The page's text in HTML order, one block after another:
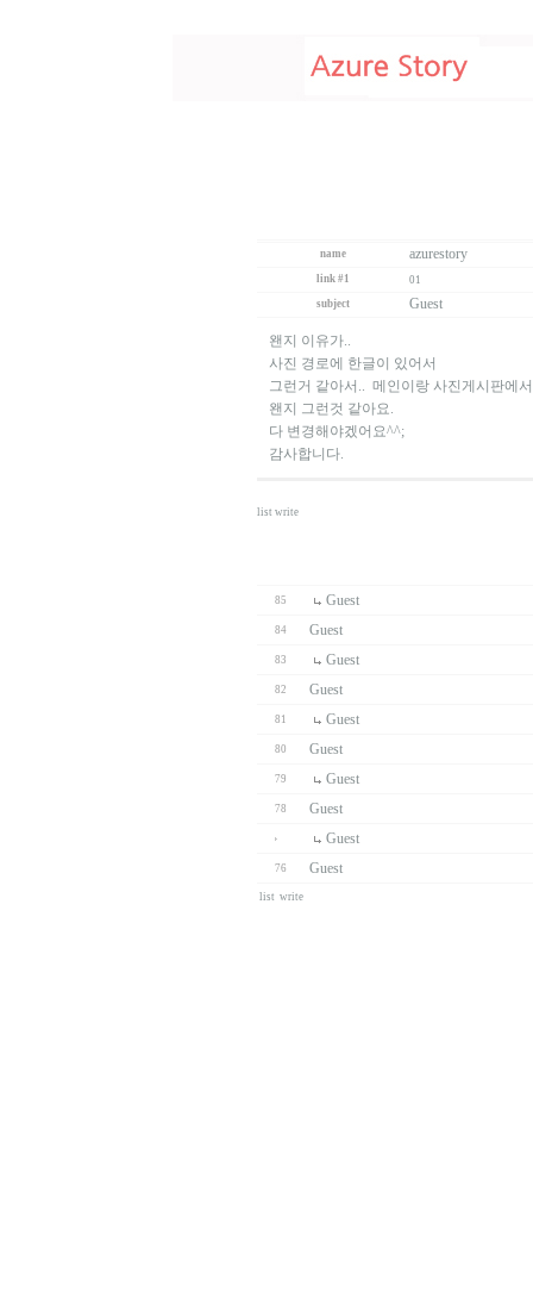
name azurestory
link #1
01
subject
Guest
왠지 이유가..
사진 경로에 한글이 있어서
그런거 같아서.. 메인이랑 사진게시판에
왠지 그런것 같아요.
다 변경해야겠어요^^;
감사합니다.
list write
85 Guest
84 Guest
83 Guest
82 Guest
81 Guest
80 Guest
79 Guest
78
Guest
Guest
76 Guest
list write